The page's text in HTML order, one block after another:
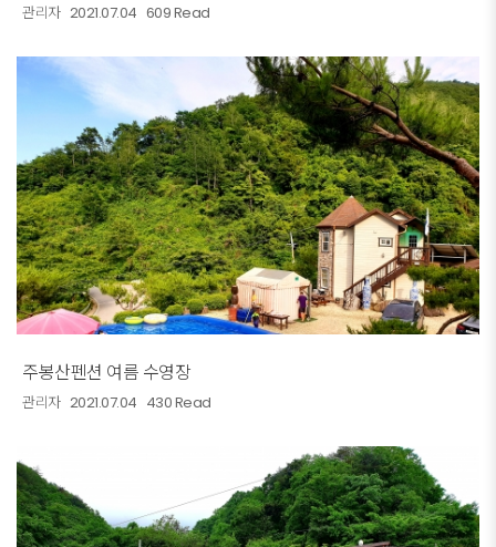
관리자 2021.07.04 609 Read
주봉산펜션 여름 수영장
관리자 2021.07.04 430 Read